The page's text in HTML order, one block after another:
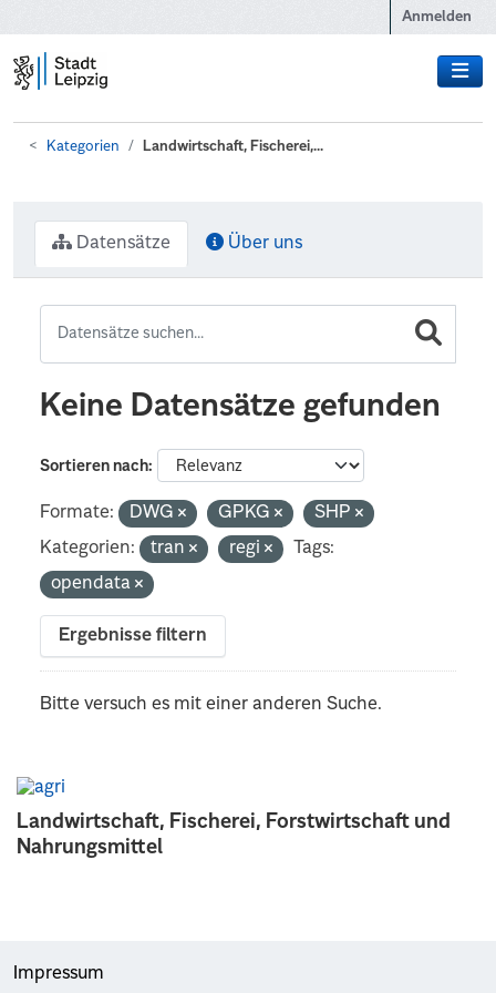
Anmelden
Kategorien Landwirtschaft, Fischerei,...
Landwirtschaft, Fischerei, Forstwirtschaft und
Nahrungsmittel
Datensätze Über uns
Keine Datensätze gefunden
Sortieren nach
Formate: DWG GPKG
SHP
Kategorien:
tran regi
Tags:
opendata
Ergebnisse filtern
Bitte versuch es mit einer anderen Suche.
Impressum